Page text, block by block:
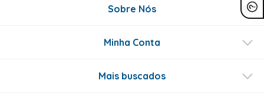
Sobre Nós
Minha Conta
Mais buscados